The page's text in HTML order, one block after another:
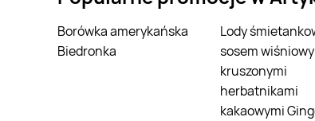
Borówka amerykańska
Biedronka
Lody śmietankowe z
sosem
kruszonymi
herbatnikami
kakaowymi